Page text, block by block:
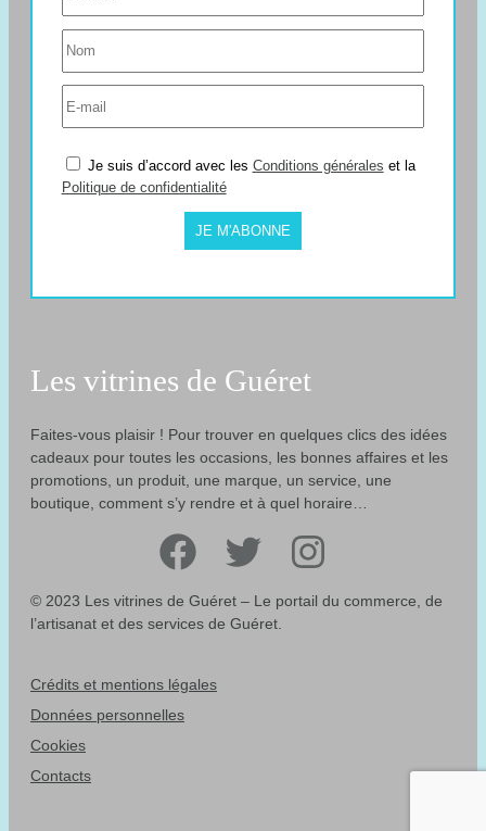
Je suis d’accord avec les Conditions générales et la
Politique de confidentialité
JE M'ABONNE
Les vitrines de Guéret
Faites-vous plaisir ! Pour trouver en quelques clics des idées
cadeaux pour toutes les occasions, les bonnes affaires et les
promotions, un produit, une marque, un service, une
boutique, comment s’y rendre et à quel horaire…
Facebook Twitter Instagram
© 2023 Les vitrines de Guéret – Le portail du commerce, de
l’artisanat et des services de Guéret.
Crédits et mentions légales
Données personnelles
Cookies
Contacts